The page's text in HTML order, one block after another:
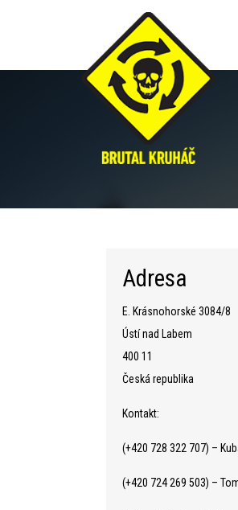
Adresa
E. Krásnohorské 3084/8
Ústí nad Labem
400 11
Česká republika
Kontakt:
(+420 728 322 707) –
(+420 724 269 503) –